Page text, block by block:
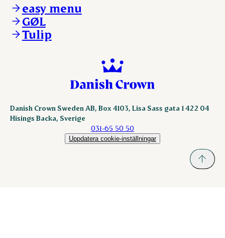
ESS-FOOD.com
KLS.se
nordicspoor.com
easy menu
GØL
Tulip
Danish Crown Sweden AB, Box 4103, Lisa Sass gata 1 422 04
Hisings Backa, Sverige
031-65 50 50
Uppdatera cookie-inställningar